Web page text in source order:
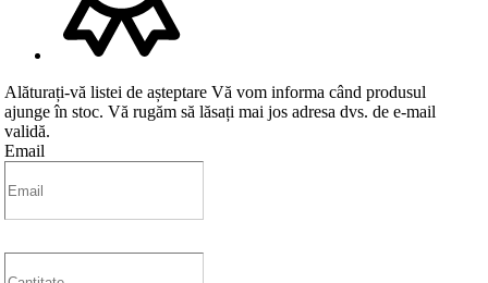
Alăturați-vă listei de așteptare Vă vom informa când produsul
ajunge în stoc. Vă rugăm să lăsați mai jos adresa dvs. de e-mail
validă.
Email